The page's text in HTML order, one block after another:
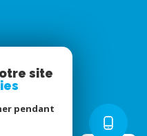
site
pendant